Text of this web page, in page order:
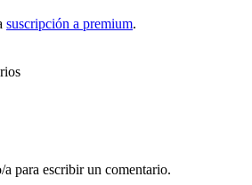
suscripción a premium.
a para escribir un comentario.